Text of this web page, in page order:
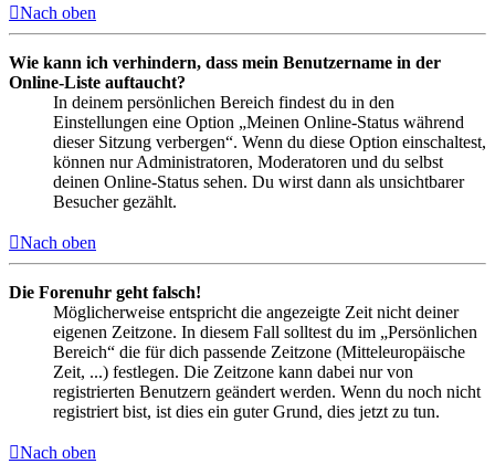
Nach oben
Wie kann ich verhindern, dass mein Benutzername in der
Online-Liste auftaucht?
In deinem persönlichen Bereich findest du in den
Einstellungen eine Option „Meinen Online-Status während
dieser Sitzung verbergen“. Wenn du diese Option einschaltest,
können nur Administratoren, Moderatoren und du selbst
deinen Online-Status sehen. Du wirst dann als unsichtbarer
Besucher gezählt.
Nach oben
Die Forenuhr geht falsch!
Möglicherweise entspricht die angezeigte Zeit nicht deiner
eigenen Zeitzone. In diesem Fall solltest du im „Persönlichen
Bereich“ die für dich passende Zeitzone (Mitteleuropäische
Zeit, ...) festlegen. Die Zeitzone kann dabei nur von
registrierten Benutzern geändert werden. Wenn du noch nicht
registriert bist, ist dies ein guter Grund, dies jetzt zu tun.
Nach oben